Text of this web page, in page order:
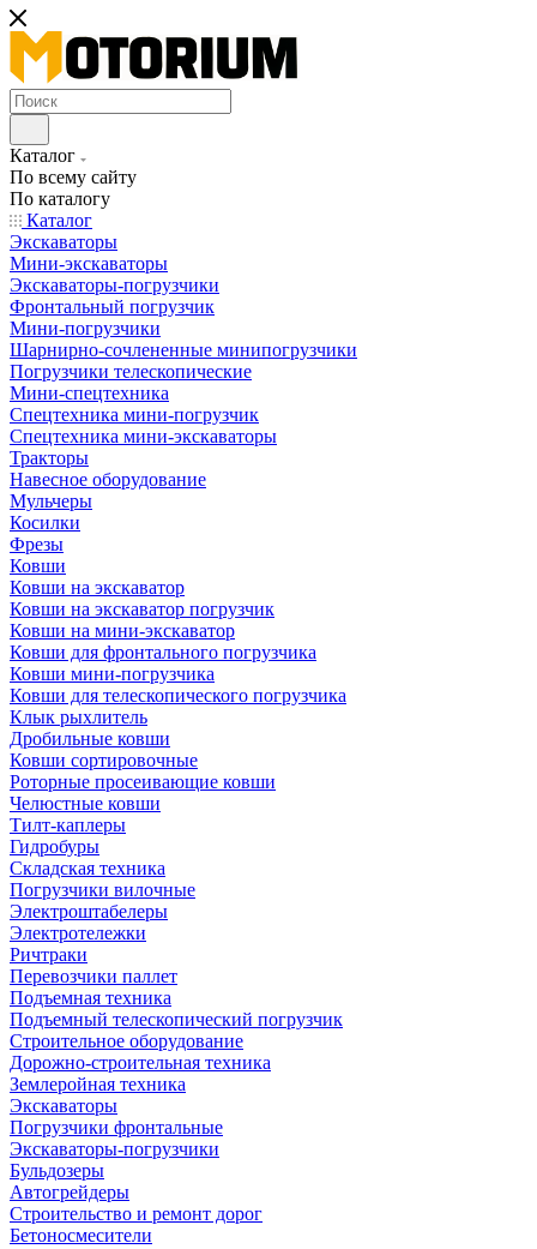
Каталог
По всему сайту
По каталогу
Каталог
Экскаваторы
Мини-экскаваторы
Экскаваторы-погрузчики
Фронтальный погрузчик
Мини-погрузчики
Шарнирно-сочлененные минипогрузчики
Погрузчики телескопические
Мини-спецтехника
Спецтехника мини-погрузчик
Спецтехника мини-экскаваторы
Тракторы
Навесное оборудование
Мульчеры
Косилки
Фрезы
Ковши
Ковши на экскаватор
Ковши на экскаватор погрузчик
Ковши на мини-экскаватор
Ковши для фронтального погрузчика
Ковши мини-погрузчика
Ковши для телескопического погрузчика
Клык рыхлитель
Дробильные ковши
Ковши сортировочные
Роторные просеивающие ковши
Челюстные ковши
Тилт-каплеры
Гидробуры
Складская техника
Погрузчики вилочные
Электроштабелеры
Электротележки
Ричтраки
Перевозчики паллет
Подъемная техника
Подъемный телескопический погрузчик
Строительное оборудование
Дорожно-строительная техника
Землеройная техника
Экскаваторы
Погрузчики фронтальные
Экскаваторы-погрузчики
Бульдозеры
Автогрейдеры
Строительство и ремонт дорог
Бетоносмесители